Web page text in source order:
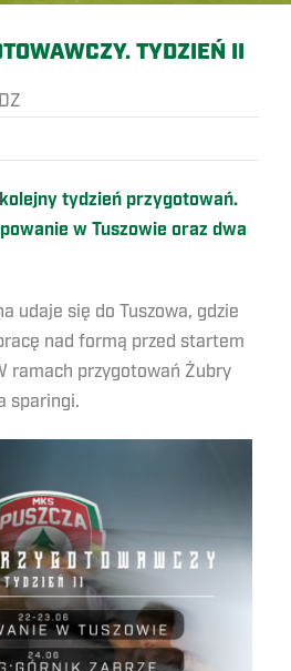
TYDZIEŃ II
tydzień przygotowań.
w Tuszowie oraz dwa
udaje się do Tuszowa, gdzie
nad formą przed startem
ramach przygotowań Żubry
sparingi.